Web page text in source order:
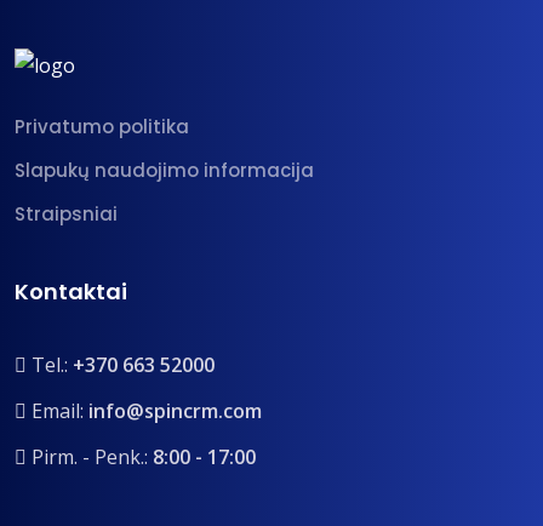
Privatumo politika
Slapukų naudojimo informacija
Straipsniai
Kontaktai
Tel.: +370 663 52000
Email: info@spincrm.com
Pirm. - Penk.: 8:00 - 17:00